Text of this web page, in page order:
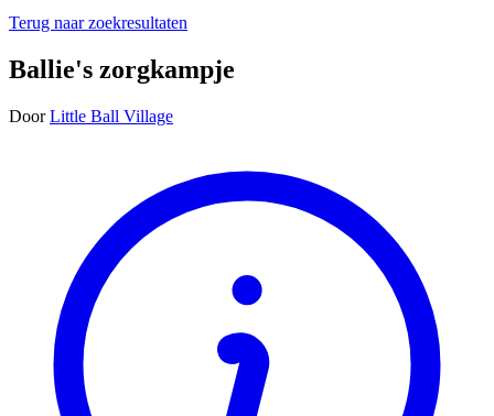
Terug naar zoekresultaten
Ballie's zorgkampje
Door Little Ball Village